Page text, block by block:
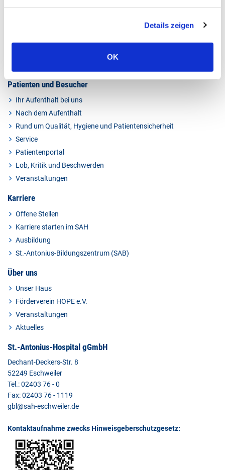
Details zeigen
OK
Patienten und Besucher
Ihr Aufenthalt bei uns
Nach dem Aufenthalt
Rund um Qualität, Hygiene und Patientensicherheit
Service
Patientenportal
Lob, Kritik und Beschwerden
Veranstaltungen
Karriere
Offene Stellen
Karriere starten im SAH
Ausbildung
St.-Antonius-Bildungszentrum (SAB)
Über uns
Unser Haus
Förderverein HOPE e.V.
Veranstaltungen
Aktuelles
St.-Antonius-Hospital gGmbH
Dechant-Deckers-Str. 8
52249 Eschweiler
Tel.: 02403 76 - 0
Fax: 02403 76 - 1119
gbl@sah-eschweiler.de
Kontaktaufnahme zwecks Hinweisgeberschutzgesetz: